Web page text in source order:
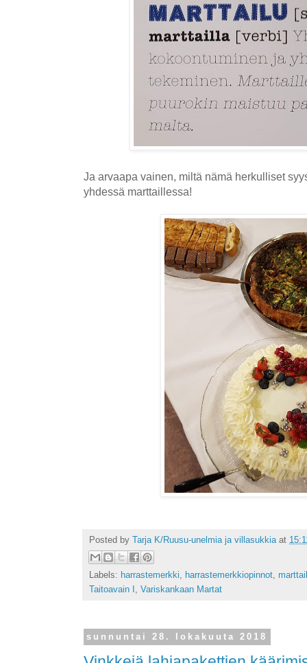
Ja arvaapa vainen, miltä nämä herkulliset
yhdessä marttaillessa!
Posted by Tarja K/Ruusu-unelmia ja villasukkia at
Labels: harrastemerkki, harrastemerkkiopinnot,
Taitoavain I , Variskankaan Martat
sunnuntai 28. lokakuuta 2018